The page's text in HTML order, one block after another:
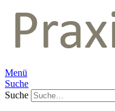
Menü
Suche
Suche